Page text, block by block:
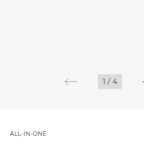
1 / 4
ALL-IN-ONE